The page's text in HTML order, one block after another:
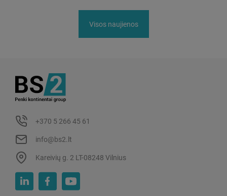
Visos naujienos
+370 5 266 45 61
info@bs2.lt
Kareivių g. 2 LT-08248 Vilnius